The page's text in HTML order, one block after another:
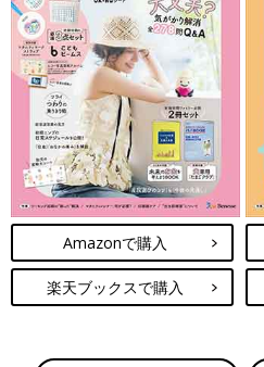
Amazonで購入
楽天ブックスで購入